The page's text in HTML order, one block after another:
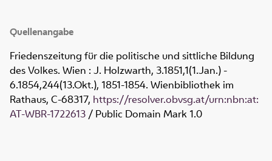
Quellenangabe
Friedenszeitung für die politische und sittliche Bildung
des Volkes. Wien : J. Holzwarth, 3.1851,1(1.Jan.) -
6.1854,244(13.Okt.), 1851-1854. Wienbibliothek im
Rathaus, C-68317, https://resolver.obvsg.at/urn:nbn:at:
AT-WBR-1722613 / Public Domain Mark 1.0